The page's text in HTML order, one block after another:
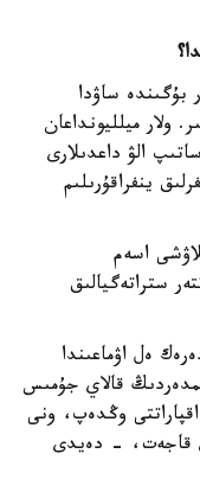
بۇگىندە ساۋدا
ولار ميلليونداعان
الۋ داعدىلارى
ينفراقۇرىلىم
اسەم
ستراتەگيالىق
ەل اۋماعىندا
قالاي جۇمىس
وڭدەپ، ونى
قاجەت، - دەيدى